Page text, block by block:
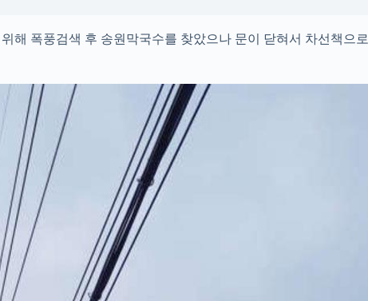
해 폭풍검색 후 송원막국수를 찾았으나 문이 닫혀서 차선책으로